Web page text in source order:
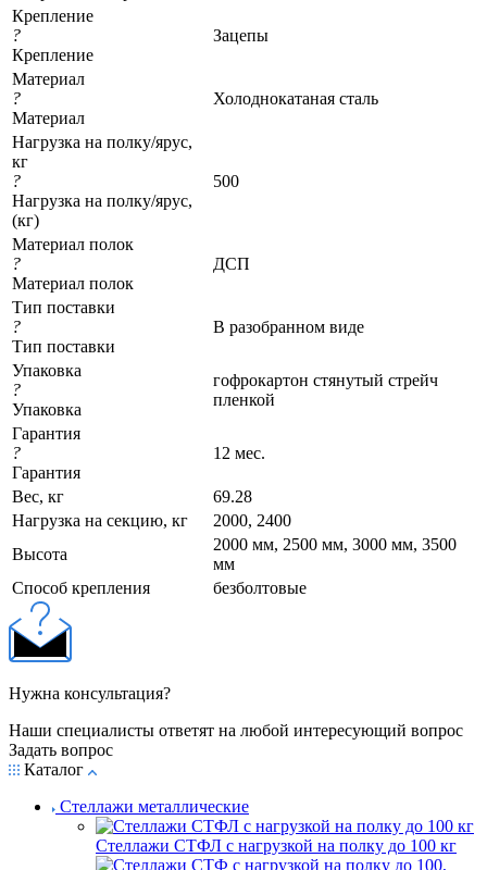
Крепление
?
Крепление
Зацепы
Материал
?
Материал
Холоднокатаная сталь
Нагрузка на полку/ярус,
кг
?
Нагрузка на полку/ярус,
(кг)
500
Материал полок
?
Материал полок
ДСП
Тип поставки
?
Тип поставки
В разобранном виде
Упаковка
?
Упаковка
гофрокартон стянутый стрейч
пленкой
Гарантия
?
Гарантия
12 мес.
Вес, кг
69.28
Нагрузка на секцию, кг
2000, 2400
Высота
2000 мм, 2500 мм, 3000 мм, 3500
мм
Cпособ крепления
безболтовые
Нужна консультация?
Наши специалисты ответят на любой интересующий вопрос
Задать вопрос
Каталог
Стеллажи металлические
Стеллажи СТФЛ с нагрузкой на полку до 100 кг